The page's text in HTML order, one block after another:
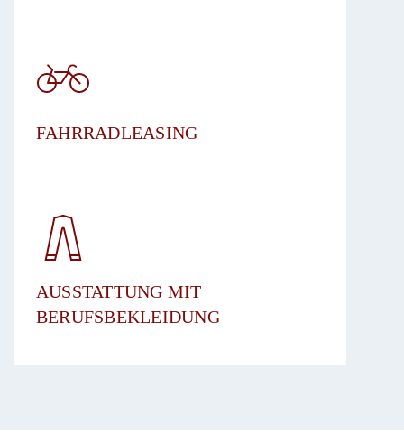
FAHRRADLEASING
​AUSSTATTUNG MIT
BERUFSBEKLEIDUNG